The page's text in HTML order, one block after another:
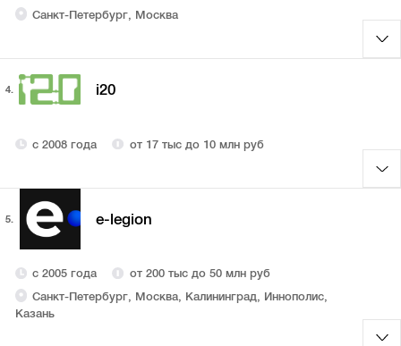
Санкт-Петербург, Москва
4. i20
с 2008 года от 17 тыс до 10 млн руб
5. e-legion
с 2005 года
от 200 тыс до 50 млн руб
Санкт-Петербург, Москва, Калининград, Иннополис,
Казань